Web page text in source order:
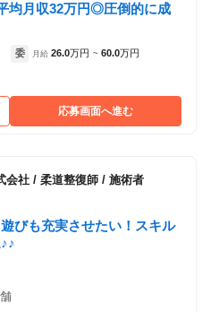
均月収32万円◎圧倒的に成
委 月給 26.0万円 ~ 60.0万円
応募画面へ進む
会社 / 柔道整復師 / 施術者
も充実させたい！スキル